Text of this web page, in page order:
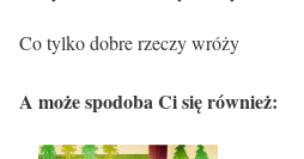
Co tylko dobre rzeczy wróży
A może spodoba Ci się również: